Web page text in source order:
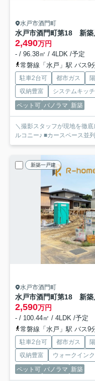
水戸市酒門町
水戸市酒門町第18 新
2,490万円
- / 96.38㎡ / 4LDK /予定
常磐線「水戸」駅 バス9
駐車2台可 都市ガス
収納豊富
システムキッ
ペット可 パノラマ 新築
＼撮影スタッフが現地を徹
ルコニー♪ ■カースペース並
新築一戸建
水戸市酒門町
水戸市酒門町第18 新
2,590万円
- / 100.44㎡ / 4LDK /予定
常磐線「水戸」駅 バス9
駐車2台可 都市ガス
収納豊富
ウォークイン
ペット可 パノラマ 新築